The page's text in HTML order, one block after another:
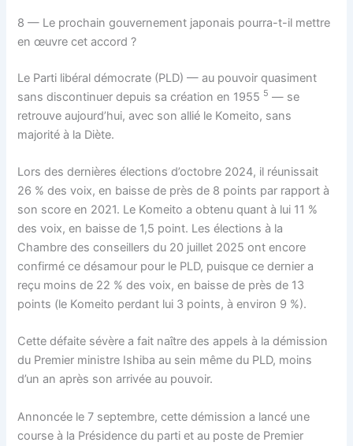
8 — Le prochain gouvernement japonais pourra-t-il mettre
en œuvre cet accord ?
Le Parti libéral démocrate (PLD) — au pouvoir quasiment
sans discontinuer depuis sa création en 1955 5 — se
retrouve aujourd’hui, avec son allié le Komeito, sans
majorité à la Diète.
Lors des dernières élections d’octobre 2024, il réunissait
26 % des voix, en baisse de près de 8 points par rapport à
son score en 2021. Le Komeito a obtenu quant à lui 11 %
des voix, en baisse de 1,5 point. Les élections à la
Chambre des conseillers du 20 juillet 2025 ont encore
confirmé ce désamour pour le PLD, puisque ce dernier a
reçu moins de 22 % des voix, en baisse de près de 13
points (le Komeito perdant lui 3 points, à environ 9 %).
Cette défaite sévère a fait naître des appels à la démission
du Premier ministre Ishiba au sein même du PLD, moins
d’un an après son arrivée au pouvoir.
Annoncée le 7 septembre, cette démission a lancé une
course à la Présidence du parti et au poste de Premier